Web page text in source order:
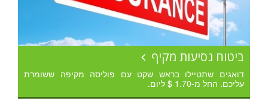
ביטוח נסיעות מקיף
דואגים שתטיילו בראש שקט עם פוליסה מקיפה ששומרת
עליכם. החל מ-1.70 $ ליום.